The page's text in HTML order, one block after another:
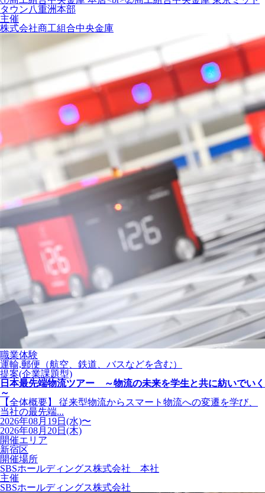
タウン八重洲本部
主催
株式会社商工組合中央金庫
職業体験
運輸,郵便（航空、鉄道、バスなどを含む）
提案(企業課題型)
日本最先端物流ツアー ～物流の未来を学生と共に紡いでいく
～
【全体概要】 従来型物流からスマート物流への変遷を学び、
当社の最先端...
2026年08月19日(水)〜
2026年08月20日(木)
開催エリア
新宿区
開催場所
SBSホールディングス株式会社 本社
主催
SBSホールディングス株式会社